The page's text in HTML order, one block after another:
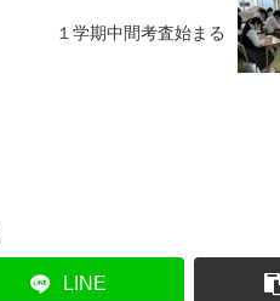
１学期中間考査始まる
LINE